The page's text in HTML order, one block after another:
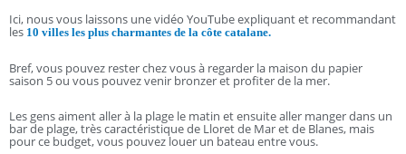
Ici, nous vous laissons une vidéo YouTube expliquant et recommandant
les 10 villes les plus charmantes de la côte catalane.
Bref, vous pouvez rester chez vous à regarder la maison du papier
saison 5 ou vous pouvez venir bronzer et profiter de la mer.
Les gens aiment aller à la plage le matin et ensuite aller manger dans un
bar de plage, très caractéristique de Lloret de Mar et de Blanes, mais
pour ce budget, vous pouvez louer un bateau entre vous.